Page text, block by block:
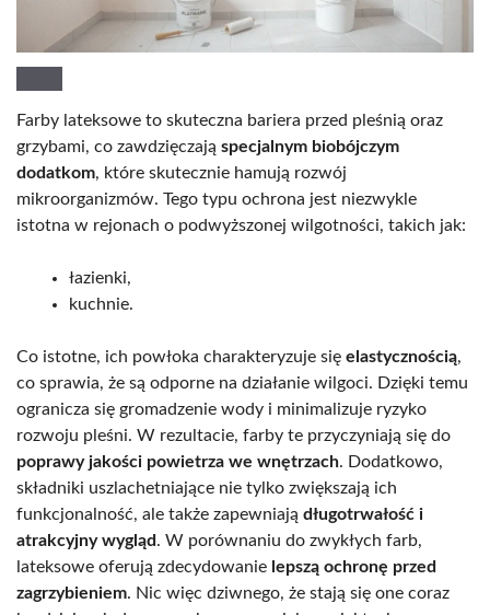
Farby lateksowe to skuteczna bariera przed pleśnią oraz
grzybami, co zawdzięczają specjalnym biobójczym
dodatkom, które skutecznie hamują rozwój
mikroorganizmów. Tego typu ochrona jest niezwykle
istotna w rejonach o podwyższonej wilgotności, takich jak:
łazienki,
kuchnie.
Co istotne, ich powłoka charakteryzuje się elastycznością,
co sprawia, że są odporne na działanie wilgoci. Dzięki temu
ogranicza się gromadzenie wody i minimalizuje ryzyko
rozwoju pleśni. W rezultacie, farby te przyczyniają się do
poprawy jakości powietrza we wnętrzach. Dodatkowo,
składniki uszlachetniające nie tylko zwiększają ich
funkcjonalność, ale także zapewniają długotrwałość i
atrakcyjny wygląd. W porównaniu do zwykłych farb,
lateksowe oferują zdecydowanie lepszą ochronę przed
zagrzybieniem. Nic więc dziwnego, że stają się one coraz